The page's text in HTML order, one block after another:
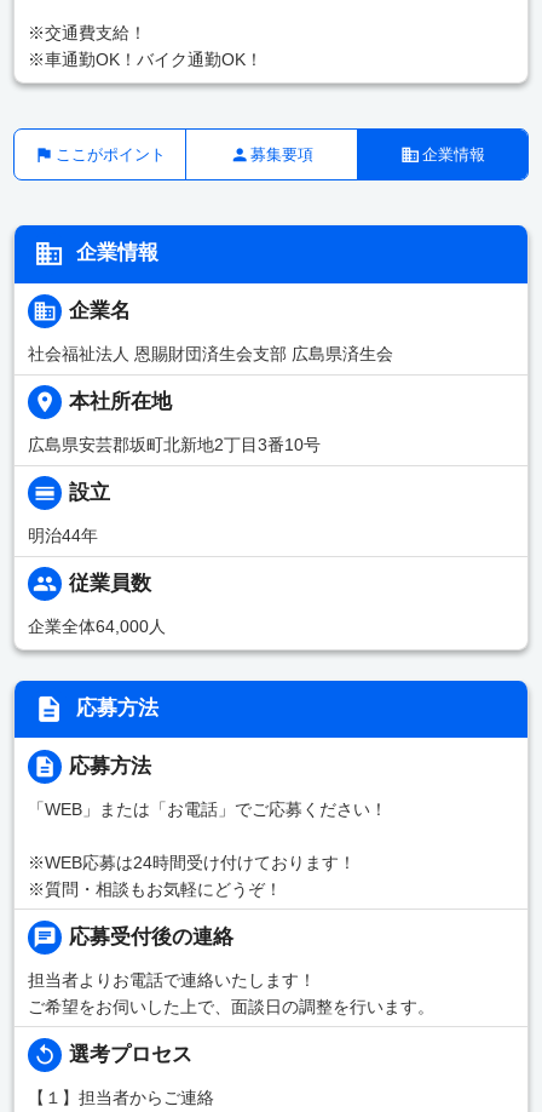
※交通費支給！
※車通勤OK！バイク通勤OK！
ここがポイント 募集要項 企業情報
企業情報
企業名
社会福祉法人 恩賜財団済生会支部 広島県済生会
本社所在地
広島県安芸郡坂町北新地2丁目3番10号
設立
明治44年
従業員数
企業全体64,000人
応募方法
応募方法
「WEB」または「お電話」でご応募ください！
※WEB応募は24時間受け付けております！
※質問・相談もお気軽にどうぞ！
応募受付後の連絡
担当者よりお電話で連絡いたします！
ご希望をお伺いした上で、面談日の調整を行います。
選考プロセス
【１】担当者からご連絡